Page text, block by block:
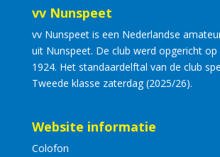
vv Nunspeet
vv Nunspeet is een Nederlandse
uit Nunspeet. De club werd opgericht
1924. Het standaardelftal van de club
Tweede klasse zaterdag (2025/26).
Website informatie
Colofon